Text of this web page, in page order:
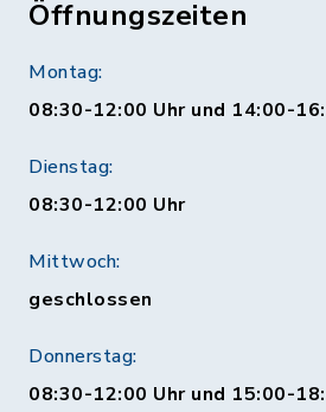
Öffnungszeiten
Montag:
08:30-12:00 Uhr und 14:00-
Dienstag:
08:30-12:00 Uhr
Mittwoch:
geschlossen
Donnerstag:
08:30-12:00 Uhr und 15:00-